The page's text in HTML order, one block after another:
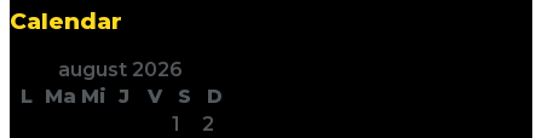
Calendar
august 2026
L Ma Mi J V S
D
1
2